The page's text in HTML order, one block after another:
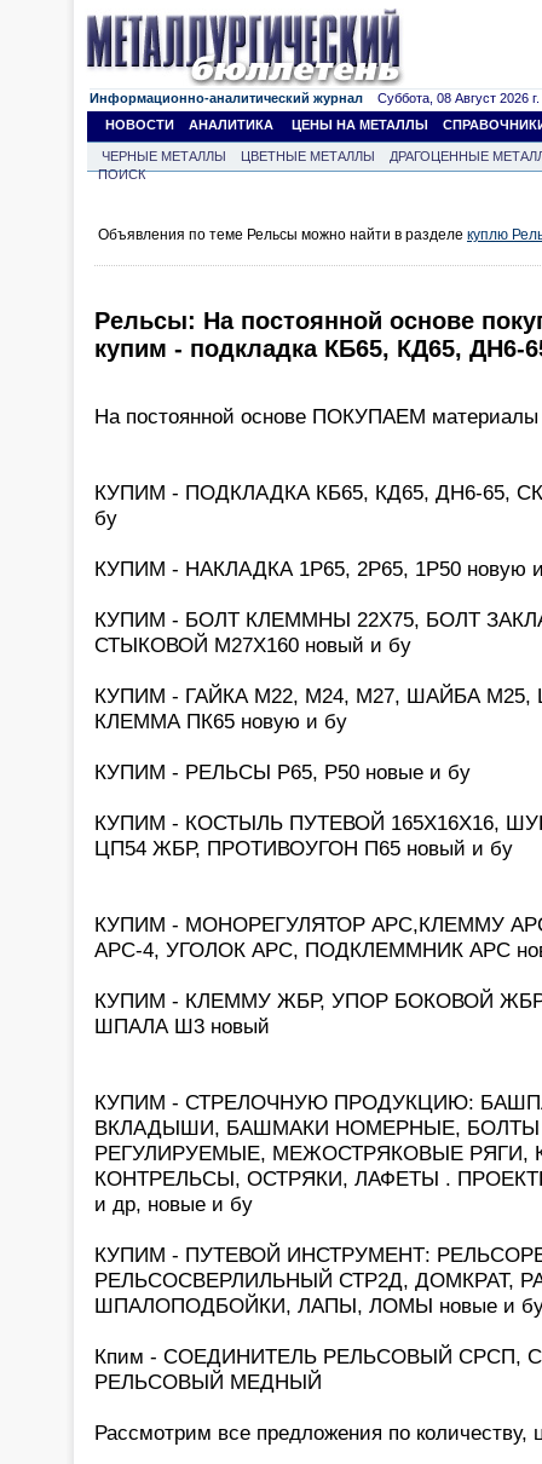
Информационно-аналитический журнал Суббота, 08 Август 2026 г.
НОВОСТИ
АНАЛИТИКА ЦЕНЫ НА МЕТАЛЛЫ
ЧЕРНЫЕ МЕТАЛЛЫ ЦВЕТНЫЕ МЕТАЛЛЫ
ДРАГОЦЕННЫЕ
ПОИСК
Объявления по теме Рельсы можно найти в разделе куплю
Рельсы: На постоянной основе
купим - подкладка КБ65, КД65, ДН6-
На постоянной основе ПОКУПАЕМ
КУПИМ - ПОДКЛАДКА КБ65, КД65, ДН6-65,
бу
КУПИМ - НАКЛАДКА 1Р65, 2Р65, 1Р50 новую
КУПИМ - БОЛТ КЛЕММНЫ 22Х75, БОЛТ
СТЫКОВОЙ М27Х160 новый и бу
КУПИМ - ГАЙКА М22, М24, М27, ШАЙБА
КЛЕММА ПК65 новую и бу
КУПИМ - РЕЛЬСЫ Р65, Р50 новые и бу
КУПИМ - КОСТЫЛЬ ПУТЕВОЙ 165Х16Х16,
ЦП54 ЖБР, ПРОТИВОУГОН П65 новый и бу
КУПИМ - МОНОРЕГУЛЯТОР АРС,КЛЕММУ
АРС-4, УГОЛОК АРС, ПОДКЛЕММНИК АРС
КУПИМ - КЛЕММУ ЖБР, УПОР БОКОВОЙ
ШПАЛА Ш3 новый
КУПИМ - СТРЕЛОЧНУЮ ПРОДУКЦИЮ:
ВКЛАДЫШИ, БАШМАКИ НОМЕРНЫЕ, БОЛТЫ
РЕГУЛИРУЕМЫЕ, МЕЖОСТРЯКОВЫЕ РЯГИ,
КОНТРЕЛЬСЫ, ОСТРЯКИ, ЛАФЕТЫ . ПРОЕКТЫ
и др, новые и бу
КУПИМ - ПУТЕВОЙ ИНСТРУМЕНТ:
РЕЛЬСОСВЕРЛИЛЬНЫЙ СТР2Д, ДОМКРАТ,
ШПАЛОПОДБОЙКИ, ЛАПЫ, ЛОМЫ новые и
Кпим - СОЕДИНИТЕЛЬ РЕЛЬСОВЫЙ СРСП,
РЕЛЬСОВЫЙ МЕДНЫЙ
Рассмотрим все предложения по количеству,